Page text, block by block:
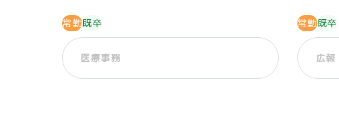
常勤既卒
医療事務
常勤既卒
広報